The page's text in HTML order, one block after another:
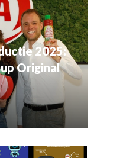
2025:
Original